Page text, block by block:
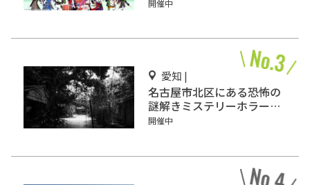
開催中
愛知 |
名古屋市北区にある恐怖の
謎解きミステリーホラー
「エモい家」あなたは行き
開催中